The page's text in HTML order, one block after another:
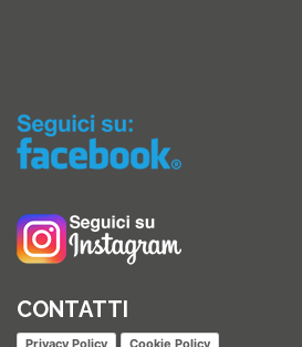
CONTATTI
Privacy Policy Cookie Policy